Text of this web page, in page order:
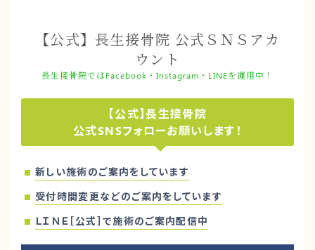
【公式】長生接骨院 公式ＳＮＳアカ
ウント
長生接骨院ではFacebook・Instagram・LINEを運用中！
【公式】長生接骨院
公式SNSフォローお願いします！
新しい施術のご案内をしています
受付時間変更などのご案内をしています
ＬＩＮＥ［公式］で施術のご案内配信中